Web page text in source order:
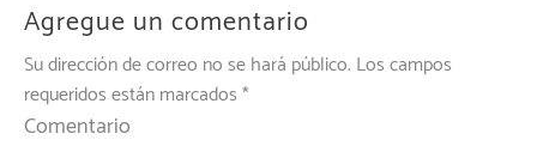
Agregue un comentario
Su dirección de correo no se hará público. Los campos
requeridos están marcados*
Comentario